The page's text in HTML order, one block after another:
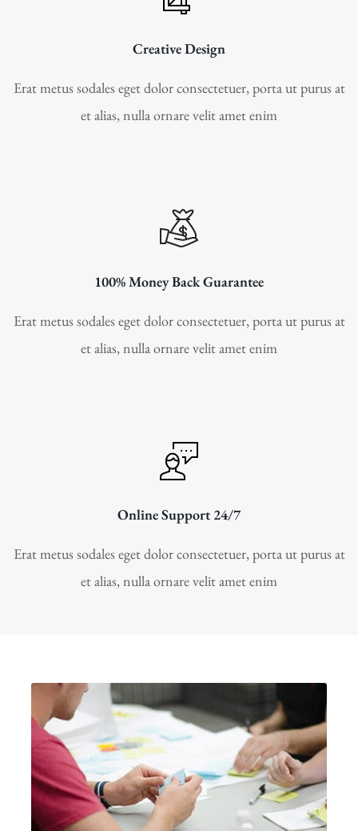
Creative Design
Erat metus sodales eget dolor consectetuer, porta ut purus at
et alias, nulla ornare velit amet enim
100% Money Back Guarantee
Erat metus sodales eget dolor consectetuer, porta ut purus at
et alias, nulla ornare velit amet enim
Online Support 24/7
Erat metus sodales eget dolor consectetuer, porta ut purus at
et alias, nulla ornare velit amet enim